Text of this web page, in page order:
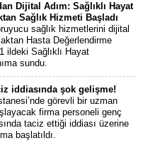
Dijital Adım: Sağlıklı Hayat
Sağlık Hizmeti Başladı
sağlık hizmetlerini dijital
Hasta Değerlendirme
ildeki Sağlıklı Hayat
sundu.
iddiasında şok gelişme!
görevli bir uzman
firma personeli genç
taciz ettiği iddiası üzerine
başlatıldı.